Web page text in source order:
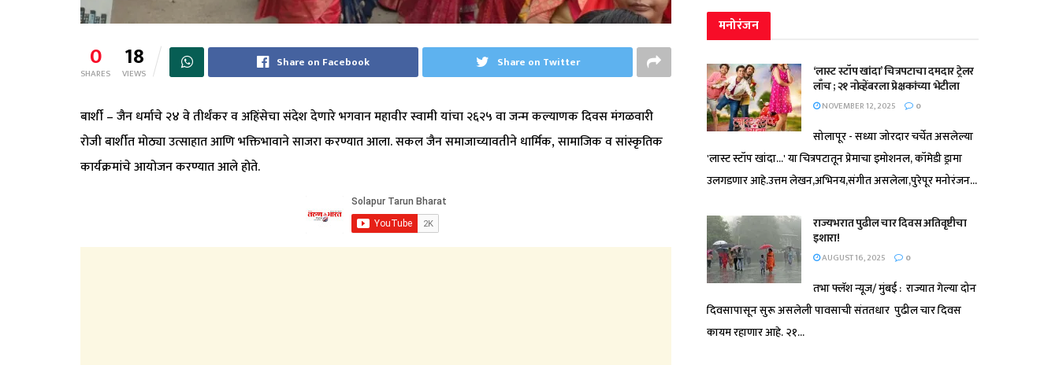
0
SHARES 18
VIEWS
Share on Facebook Share on Twitter
बार्शी – जैन धर्माचे २४ वे तीर्थंकर व अहिंसेचा संदेश देणारे भगवान महावीर स्वामी यांचा २६२५ वा जन्म कल्याणक दिवस मंगळवारी
रोजी बार्शीत मोठ्या उत्साहात आणि भक्तिभावाने साजरा करण्यात आला. सकल जैन समाजाच्यावतीने धार्मिक, सामाजिक व सांस्कृतिक
कार्यक्रमांचे आयोजन करण्यात आले होते.
मनोरंजन
‘लास्ट स्टॉप खांदा’ चित्रपटाचा दमदार ट्रेलर
लाँच ; २१ नोव्हेंबरला प्रेक्षकांच्या भेटीला
NOVEMBER 12, 2025 0
सोलापूर - सध्या जोरदार चर्चेत असलेल्या
'लास्ट स्टॉप खांदा...' या चित्रपटातून प्रेमाचा इमोशनल, कॉमेडी ड्रामा
उलगडणार आहे.उत्तम लेखन,अभिनय,संगीत असलेला,पुरेपूर मनोरंजन...
राज्यभरात पुढील चार दिवस अतिवृष्टीचा
इशारा!
AUGUST 16, 2025 0
तभा फ्लॅश न्यूज/ मुंबई : राज्यात गेल्या दोन
दिवसापासून सुरू असलेली पावसाची संततधार पुढील चार दिवस
कायम रहाणार आहे. २१...